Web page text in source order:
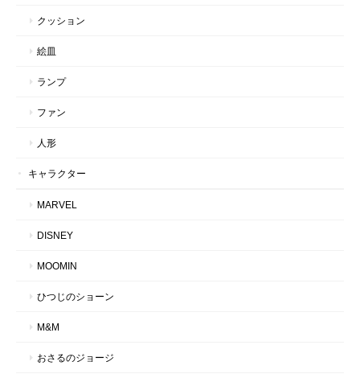
クッション
絵皿
ランプ
ファン
人形
キャラクター
MARVEL
DISNEY
MOOMIN
ひつじのショーン
M&M
おさるのジョージ